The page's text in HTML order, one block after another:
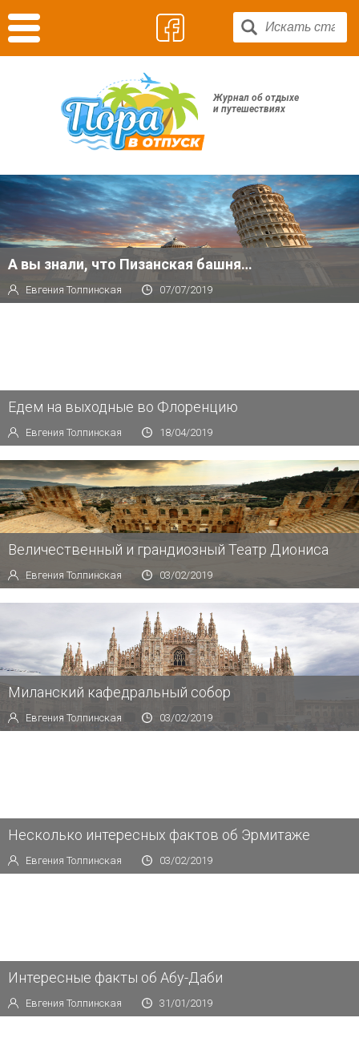
Журнал об отдыхе
и путешествиях
А вы знали, что Пизанская башня…
Евгения Толпинская 07/07/2019
Едем на выходные во Флоренцию
Евгения Толпинская 18/04/2019
Величественный и грандиозный Театр Диониса
Евгения Толпинская 03/02/2019
Миланский кафедральный собор
Евгения Толпинская 03/02/2019
Несколько интересных фактов об Эрмитаже
Евгения Толпинская 03/02/2019
Интересные факты об Абу-Даби
Евгения Толпинская 31/01/2019